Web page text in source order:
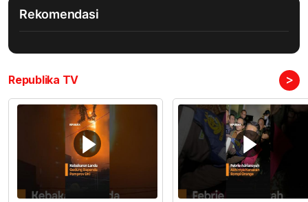
Rekomendasi
Republika TV >